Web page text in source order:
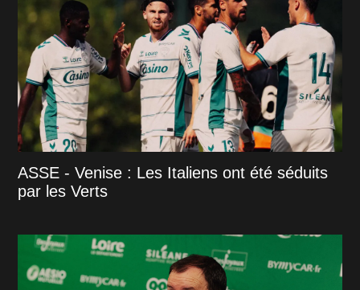
ASSE - Venise : Les Italiens ont été séduits
par les Verts